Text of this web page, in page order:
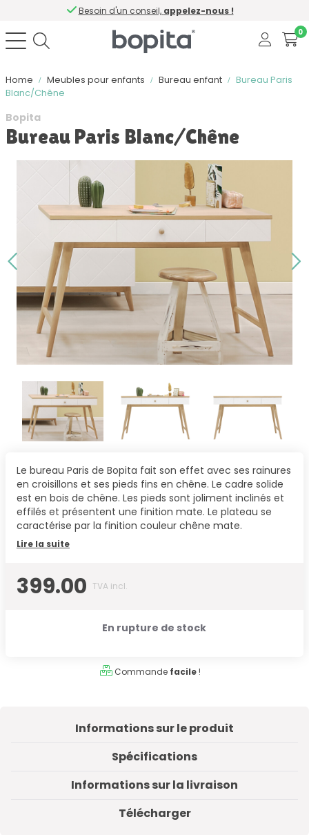
Besoin d'un conseil, appelez-nous !
0
Home Meubles pour enfants Bureau enfant
Bureau Paris
Blanc/Chêne
Bopita
Bureau Paris Blanc/Chêne
Le bureau Paris de Bopita fait son effet avec ses rainures
en croisillons et ses pieds fins en chêne. Le cadre solide
est en bois de chêne. Les pieds sont joliment inclinés et
effilés et présentent une finition mate. Le plateau se
caractérise par la finition couleur chêne mate.
Lire la suite
399.00 TVA incl.
En rupture de stock
Commande facile!
Informations sur le produit
Spécifications
Informations sur la livraison
Télécharger